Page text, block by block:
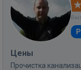
Цены
Прочистка